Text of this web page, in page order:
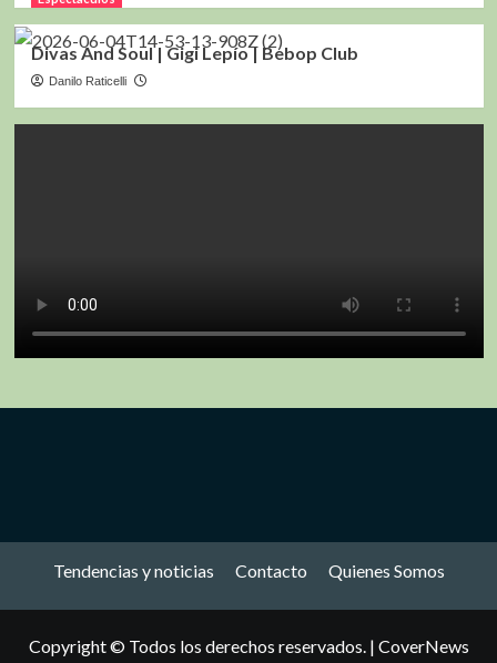
Divas And Soul | Gigi Lepío | Bebop Club
Danilo Raticelli
Tendencias y noticias Contacto Quienes Somos
Copyright © Todos los derechos reservados. | CoverNews